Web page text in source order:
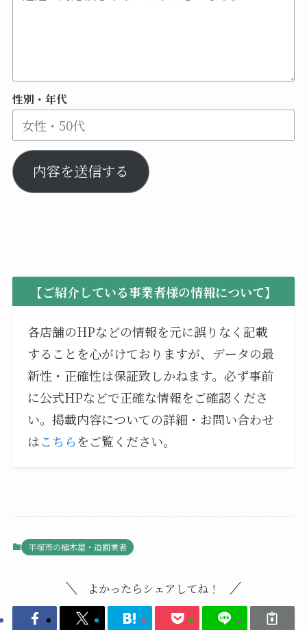
性別・年代
内容を送信する
【ご紹介している事業者様の情報について】
各店舗のHPなどの情報を元に誤りなく記載
することを心がけておりますが、データの最
新性・正確性は保証致しかねます。必ず事前
に公式HPなどで正確な情報をご確認くださ
い。掲載内容についての詳細・お問い合わせ
はこちらをご覧ください。
平塚市の植木屋・造園業者
よかったらシェアしてね！